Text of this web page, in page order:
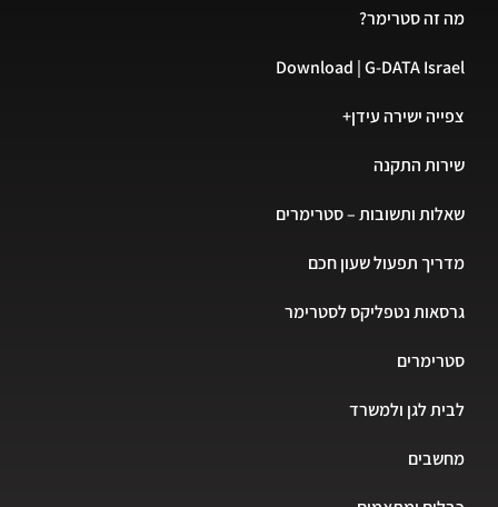
זה סטרימר?
Download | G-DATA
ישירה עידן+
התקנה
ותשובות – סטרימרים
תפעול שעון חכם
נטפליקס לסטרימר
לגן ולמשרד